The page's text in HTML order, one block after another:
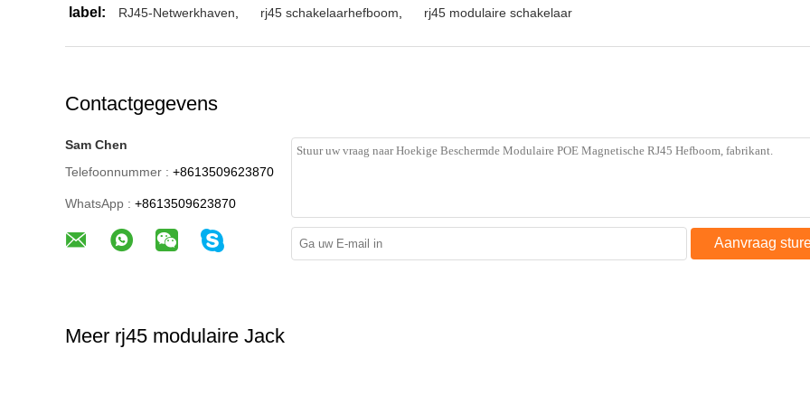
label: RJ45-Netwerkhaven rj45 schakelaarhefboom rj45 modulaire schakelaar
Contactgegevens
Sam Chen
Telefoonnummer : +8613509623870
WhatsApp : +8613509623870
Aanvraag
Meer rj45 modulaire Jack